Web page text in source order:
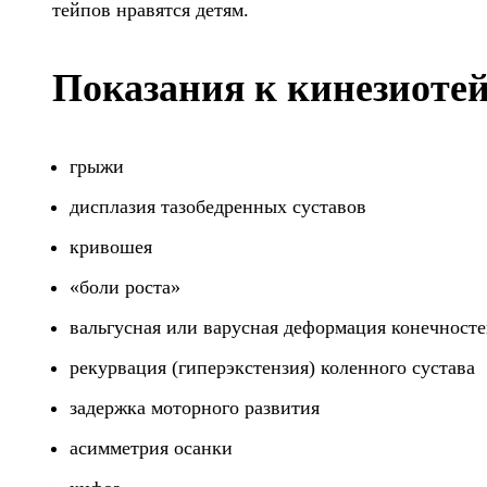
тейпов нравятся детям.
Показания к
грыжи
дисплазия тазобедренных суставов
кривошея
«боли роста»
вальгусная или варусная деформация
рекурвация (гиперэкстензия) коленного сустава
задержка моторного развития
асимметрия осанки